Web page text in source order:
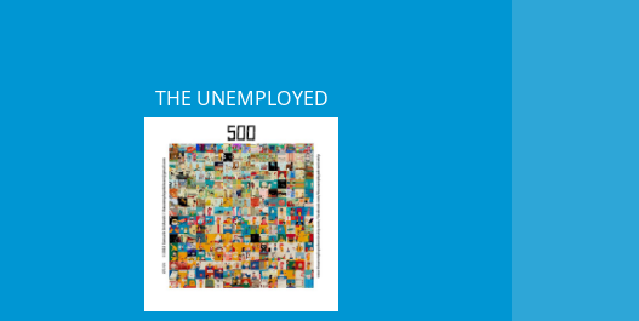
THE UNEMPLOYED